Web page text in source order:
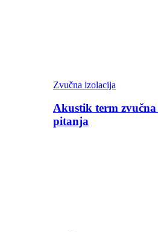
Zvučna izolacija
Akustik term zvučna
pitanja